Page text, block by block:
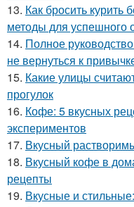
13. Как бросить
методы для успешного
14. Полное
не вернуться к
15. Какие улицы
прогулок
16. Кофе: 5 вкусных
экспериментов
17. Вкусный
18. Вкусный кофе в
рецепты
19. Вкусные и